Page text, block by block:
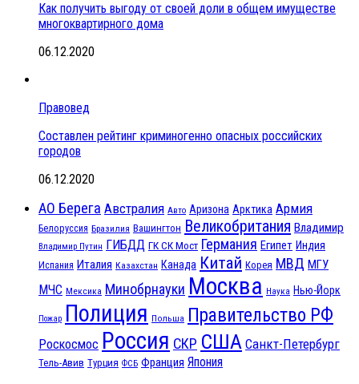
Как получить выгоду от своей доли в общем имуществе
многоквартирного дома
06.12.2020
Правовед
Составлен рейтинг криминогенно опасных российских
городов
06.12.2020
АО Берега Австралия Авто Аризона Арктика Армия
Белоруссия Бразилия Вашингтон Великобритания Владимир
Владимир Путин ГИБДД ГК СК Мост Германия Египет Индия
Испания Италия Казахстан Канада Китай Корея МВД МГУ
МЧС Мексика Минобрнауки Москва Наука Нью-Йорк
Пожар Полиция Польша Правительство РФ
Роскосмос Россия СКР США Санкт-Петербург
Тель-Авив Турция ФСБ Франция Япония